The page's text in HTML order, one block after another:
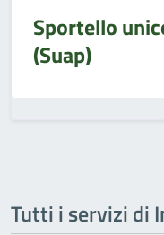
Sportello
(Suap)
Tutti i servizi di